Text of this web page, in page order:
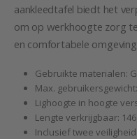
aankleedtafel biedt het
om op werkhoogte zorg
en comfortabele
Gebruikte materialen:
Max.
Lighoogte in hoogte
Lengte verkrijgbaar:
Inclusief twee